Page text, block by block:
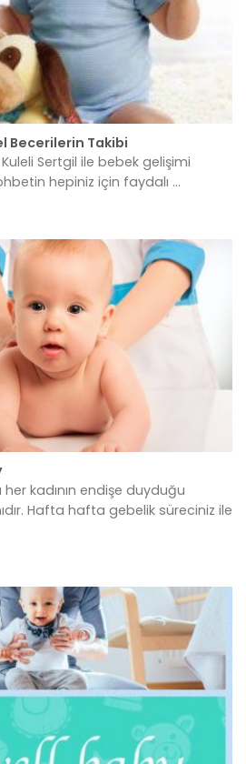
Becerilerin Takibi
Sertgil ile bebek gelişimi
hepiniz için faydalı ...
kadının endişe duyduğu
Hafta hafta gebelik süreciniz ile